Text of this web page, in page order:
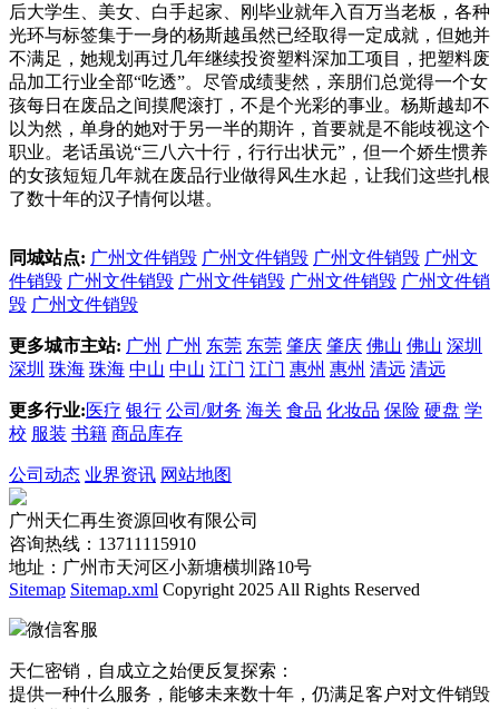
后大学生、美女、白手起家、刚毕业就年入百万当老板，各种
光环与标签集于一身的杨斯越虽然已经取得一定成就，但她并
不满足，她规划再过几年继续投资塑料深加工项目，把塑料废
品加工行业全部“吃透”。尽管成绩斐然，亲朋们总觉得一个女
孩每日在废品之间摸爬滚打，不是个光彩的事业。杨斯越却不
以为然，单身的她对于另一半的期许，首要就是不能歧视这个
职业。老话虽说“三八六十行，行行出状元”，但一个娇生惯养
的女孩短短几年就在废品行业做得风生水起，让我们这些扎根
了数十年的汉子情何以堪。
同城站点: 广州文件销毁 广州文件销毁 广州文件销毁 广州文
件销毁 广州文件销毁 广州文件销毁 广州文件销毁 广州文件销
毁 广州文件销毁
更多城市主站: 广州 广州 东莞 东莞 肇庆 肇庆 佛山 佛山 深圳
深圳 珠海 珠海 中山 中山 江门 江门 惠州 惠州 清远 清远
更多行业:医疗 银行 公司/财务 海关 食品 化妆品 保险 硬盘 学
校 服装 书籍 商品库存
公司动态 业界资讯 网站地图
广州天仁再生资源回收有限公司
咨询热线：13711115910
地址：广州市天河区小新塘横圳路10号
Sitemap Sitemap.xml Copyright 2025 All Rights Reserved
微信客服
天仁密销，自成立之始便反复探索：
提供一种什么服务，能够未来数十年，仍满足客户对文件销毁